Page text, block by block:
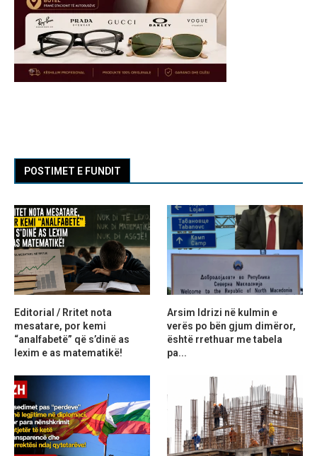
POSTIMET E FUNDIT
Editorial / Rritet nota
mesatare, por kemi
“analfabetë” që s’dinë as
lexim e as matematikë!
Arsim Idrizi në kulmin e
verës po bën gjum dimëror,
është rrethuar me tabela
pa...